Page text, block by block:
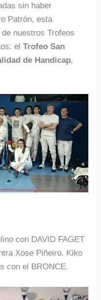
sin haber
Patrón, esta
nuestros Trofeos
el Trofeo San
de Handicap.
con DAVID FAGET
Xose Piñeiro. Kiko
con el BRONCE.